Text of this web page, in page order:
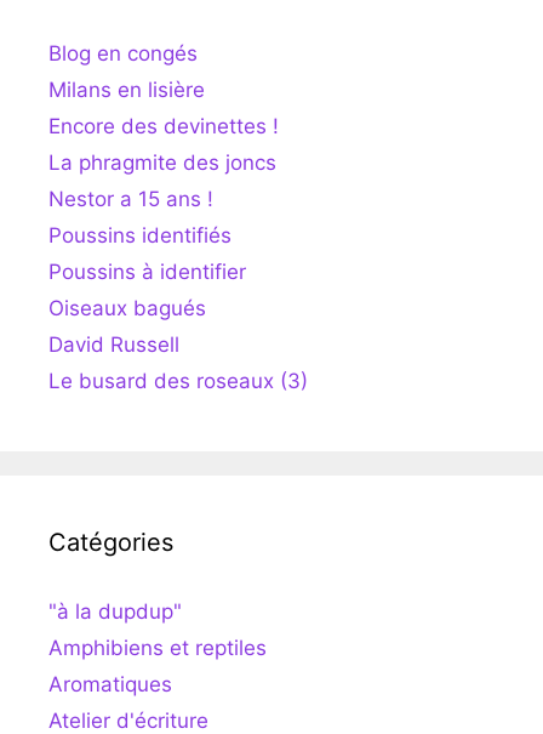
Blog en congés
Milans en lisière
Encore des devinettes !
La phragmite des joncs
Nestor a 15 ans !
Poussins identifiés
Poussins à identifier
Oiseaux bagués
David Russell
Le busard des roseaux (3)
Catégories
"à la dupdup"
Amphibiens et reptiles
Aromatiques
Atelier d'écriture